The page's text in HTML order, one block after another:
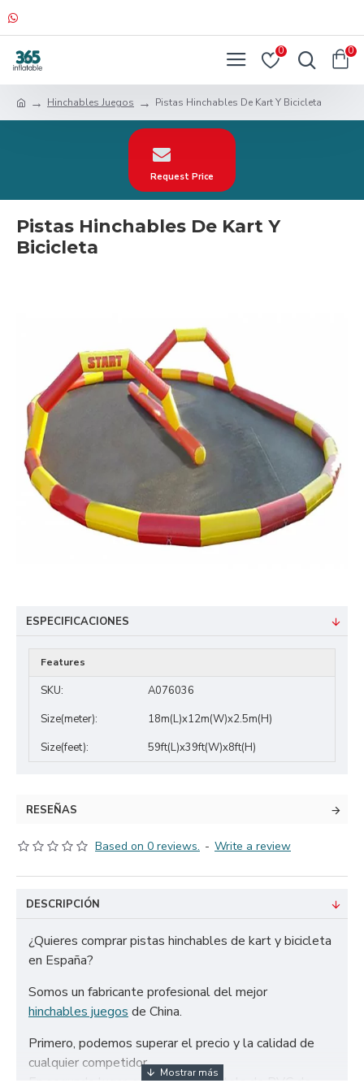
0 0
Hinchables Juegos Pistas Hinchables De Kart Y Bicicleta
Request Price
Pistas Hinchables De Kart Y
Bicicleta
ESPECIFICACIONES
Features
SKU:
A076036
Size(meter):
18m(L)x12m(W)x2.5m(H)
Size(feet):
59ft(L)x39ft(W)x8ft(H)
RESEÑAS
Based on 0 reviews. - Write a review
DESCRIPCIÓN
¿Quieres comprar pistas hinchables de kart y bicicleta
en España?
Somos un fabricante profesional del mejor
hinchables juegos de China.
Primero, podemos superar el precio y la calidad de
cualquier competidor.
En segundo lugar, solo utilizamos tela de PVC de